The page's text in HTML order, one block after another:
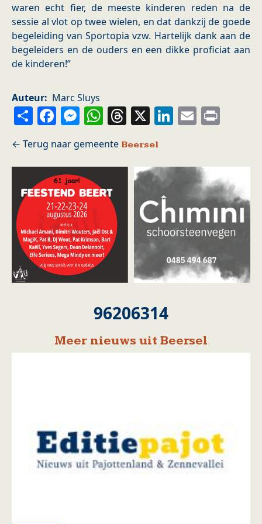
waren echt fier, de meeste kinderen reden na de
sessie al vlot op twee wielen, en dat dankzij de goede
begeleiding van Sportopia vzw. Hartelijk dank aan de
begeleiders en de ouders en een dikke proficiat aan
de kinderen!”
Auteur Marc Sluys
ShareFacebook
Messenger
WhatsApp
Threads
X LinkedIn
Email
Beersel
96206314
Meer nieuws uit Beersel